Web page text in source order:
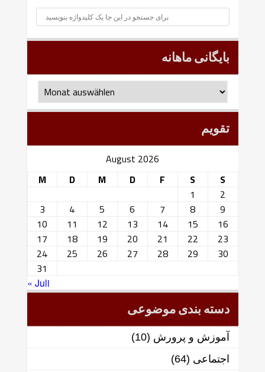
بایگانی ماهانه
بایگانی
ماهانه
تقویم
August 2026
M
D M D F S
S
1
2
3
4 5 6 7 8
9
10
11 12 13 14 15
16
17
18 19 20 21 22
23
24
25 26 27 28 29
30
31
« Juli
دسته بندی موضوعی
آموزش و پرورش (10)
اجتماعی (64)